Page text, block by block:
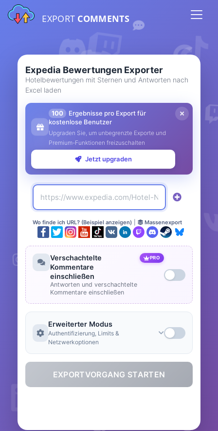
EXPORT COMMENTS
Expedia Bewertungen Exporter
Hotelbewertungen mit Sternen und Antworten nach
Excel laden
100
Ergebnisse pro Export für
kostenlose Benutzer
Upgraden Sie, um unbegrenzte Exporte und
Premium-Funktionen freizuschalten
Jetzt upgraden
Wo finde ich URL? (Beispiel anzeigen) Massenexport
Verschachtelte
Kommentare
einschließen
PRO
Antworten und verschachtelte
Kommentare einschließen
Erweiterter Modus
Authentifizierung, Limits &
Netzwerkoptionen
EXPORTVORGANG STARTEN